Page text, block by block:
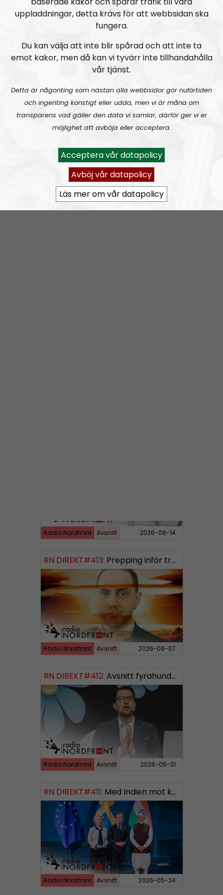
Radio Nordfront gillar åsikt- och yttrandefrihet.
Därför bjuder vi titt som tätt in gäster av alla det slag,
alltifrån sympatiskt inställda personer till
meningsmotståndare.
radionordfront@nordiskradio.se
simon.holmqvist@nordfront.se
martin.saxlind@nordfront.se
Prenumerera på Radio Nordfront medRSS
https://nordiskradio.se/?format=mp3-
rss&show=radio-nordfront
RN DIREKT#416:Tillbaka lagom till främlingsinvasionen
Radio Nordfront Avsnitt 2026-06-14
RN DIREKT#413: Prepping inför tredje världskriget
Radio Nordfront Avsnitt 2026-06-07
RN DIREKT#412: Avsnitt fyrahundratolv SWISH: 0700738064
Radio Nordfront Avsnitt 2026-05-31
RN DIREKT#411: Med Indien mot kosmos SWISH: 0700738064
Radio Nordfront Avsnitt 2026-05-24
uppladdningar, detta krävs för att webbsidan ska
fungera.
Du kan välja att inte blir spårad och att inte ta
emot kakor, men då kan vi tyvärr inte tillhandahålla
vår tjänst.
Detta är någonting som nästan alla webbsidor gör nuförtiden
och ingenting konstigt eller udda, men vi är måna om
transparens vad gäller den data vi samlar, därför ger vi er
möjlighet att avböja eller acceptera.
Acceptera vår datapolicy
Avböj vår datapolicy
Läs mer om vår datapolicy